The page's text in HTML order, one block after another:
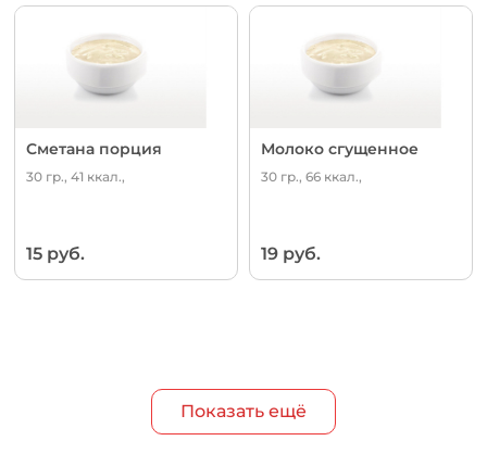
Сметана порция
30 гр., 41 ккал.,
15 руб.
Молоко сгущенное
30 гр., 66 ккал.,
19 руб.
Показать ещё